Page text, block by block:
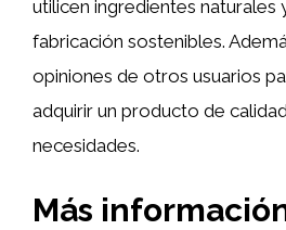
utilicen ingredientes naturales
fabricación sostenibles.
opiniones de otros usuarios
adquirir un producto de
necesidades.
Más